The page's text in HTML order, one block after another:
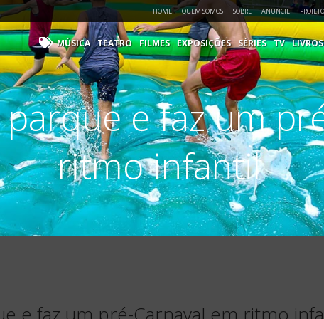
HOME QUEM SOMOS SOBRE ANUNCIE
MÚSICA TEATRO FILMES EXPOSIÇÕES SÉRIES TV LIVROS
e faz um
ritmo infantil
e faz um pré-Carnaval em ritmo